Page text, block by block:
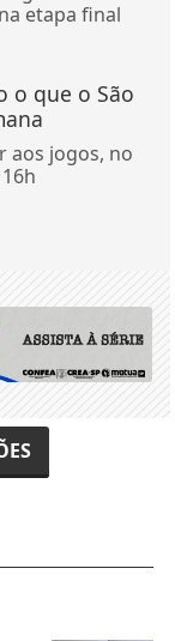
etapa final
o que o São
aos jogos, no